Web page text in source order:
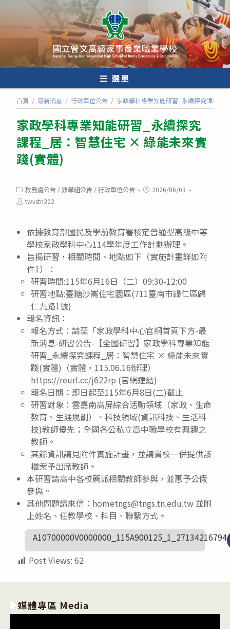
內
選單
首頁 / 最新消息 / 行政單位公告 / 家政學科專業知能研習_永續探究課程_
家政學科專業知能研習_永續探究
課程_居：智慧住宅 × 綠能未來實
踐(實體)
Post
category:
教務處公告 /教學組公告 /行政單位公告
Post2026/06/03
Posttwvstn202
依據教育部國民及學前教育署核定普通型高級中等
學校家政學科中心114學年度工作計劃辦理。
旨揭研習，相關時間、地點如下（實施計畫詳如附
件1）：
研習時間:115年6月16日（二）09:30-12:00
研習地點:臺糖沙崙住宅園區(711臺南市歸仁區歸
仁九路1號)
報名資訊：
報名方式：請至「家政學科中心官網首頁下方-最
新消息-研習公告-【全國研習】家政學科專業知能
研習_永續探究課程_居：智慧住宅 × 綠能未來實
踐(實體)（實體，115.06.16辦理）
https://reurl.cc/j622rp (官網連結)
報名日期：即日起至115年6月8日(二)截止
研習對象：雲嘉南高屏綜合活動領域（家政、生命
教育、生涯規劃）、科技領域(資訊科技、生活科
技)教師優先；全國各公私立高中職學校有興趣之
教師。
其餘資訊請見附件實施計畫，並請貴校一併提供該
檔案予出席教師。
本研習請高中各校薦派相關教師參與，並惠予公假
參與。
其他問題請來信：hometngs@tngs.tn.edu.tw 並附
上姓名、任教學校、科目、聯繫方式。
A10700000V0000000_115A900125_1_27134216794
Post Views: 62
媒體專區 Media